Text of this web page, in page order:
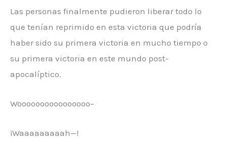
Las personas finalmente pudieron liberar todo lo
que tenían reprimido en esta victoria que podría
haber sido su primera victoria en mucho tiempo o
su primera victoria en este mundo post-
apocalíptico.
Woooooooooooooooo–
¡Waaaaaaaaah—!